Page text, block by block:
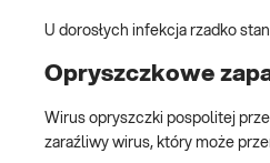
U dorosłych infekcja rzadko
Opryszczkowe
Wirus opryszczki pospolitej
zaraźliwy wirus, który może